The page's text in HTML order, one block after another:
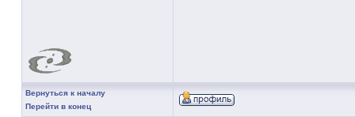
Вернуться к началу
Перейти в конец